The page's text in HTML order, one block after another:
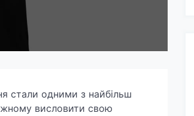
стали одними з найбільш
висловити свою